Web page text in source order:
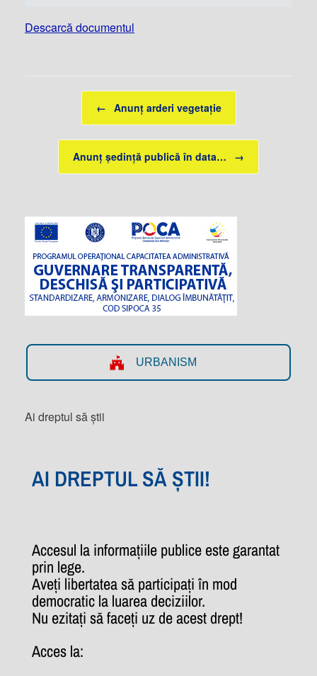
Descarcă documentul
← Anunț arderi vegetație
Anunț ședință publică în data… →
URBANISM
Ai dreptul să știi
AI DREPTUL SĂ ȘTII!
Accesul la informațiile publice este garantat
prin lege.
Aveți libertatea să participați în mod
democratic la luarea deciziilor.
Nu ezitați să faceți uz de acest drept!
Acces la: